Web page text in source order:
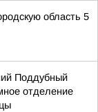
область 5
Поддубный
отделение